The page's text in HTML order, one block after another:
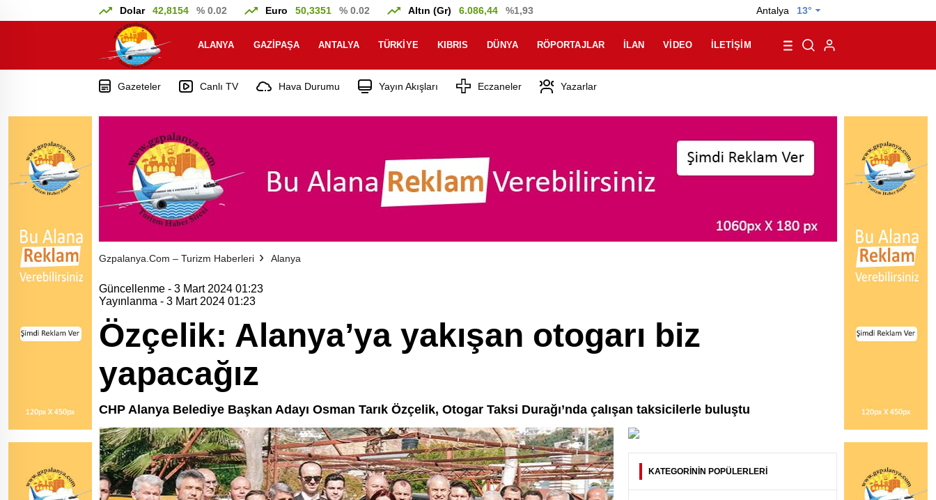
Dolar 42,8154 % 0.02 Euro 50,3351 % 0.02 Altın (Gr) 6.086,44 %1,93 Antalya 13°
ALANYA GAZIPAŞA ANTALYA TÜRKIYE KIBRIS DÜNYA RÖPORTAJLAR İLAN VIDEO İLETIŞIM
Gazeteler Canlı TV Hava Durumu Yayın Akışları Eczaneler Yazarlar
Gzpalanya.com – Turizm Haberleri Alanya
Güncellenme - 3 Mart 2024 01:23
Yayınlanma - 3 Mart 2024 01:23
Özçelik: Alanya’ya yakışan otogarı biz
yapacağız
CHP Alanya Belediye Başkan Adayı Osman Tarık Özçelik, Otogar Taksi Durağı’nda çalışan taksicilerle buluştu
KATEGORİNİN POPÜLERLERİ